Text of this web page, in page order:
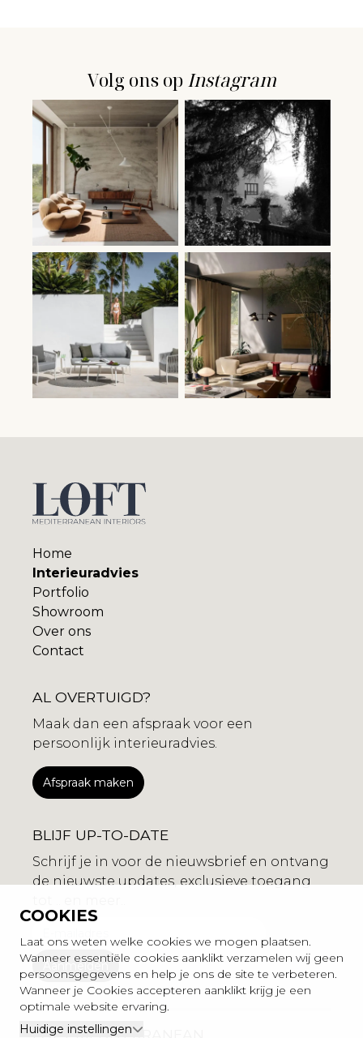
COOKIES
Laat ons weten welke cookies we mogen plaatsen.
Wanneer essentiële cookies aanklikt verzamelen wij geen
persoonsgegevens en help je ons de site te verbeteren.
Wanneer je Cookies accepteren aanklikt krijg je een
optimale website ervaring.
Huidige instellingen
Volg ons op Instagram
Home
Interieuradvies
Portfolio
Showroom
Over ons
Contact
AL OVERTUIGD?
Maak dan een afspraak voor een
persoonlijk interieuradvies.
Afspraak maken
BLIJF UP-TO-DATE
Schrijf je in voor de nieuwsbrief en ontvang
de nieuwste updates, exclusieve toegang
LOFT MEDITERRANEAN